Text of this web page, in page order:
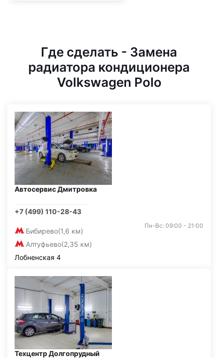
Где сделать - Замена
радиатора кондиционера
Volkswagen Polo
Автосервис Дмитровка
+7 (499) 110-28-43
Бибирево(1,6 км)
Алтуфьево(2,35 км)
Пн-Вс: 09:00 - 21:00
Лобненская 4
Техцентр Долгопрудный